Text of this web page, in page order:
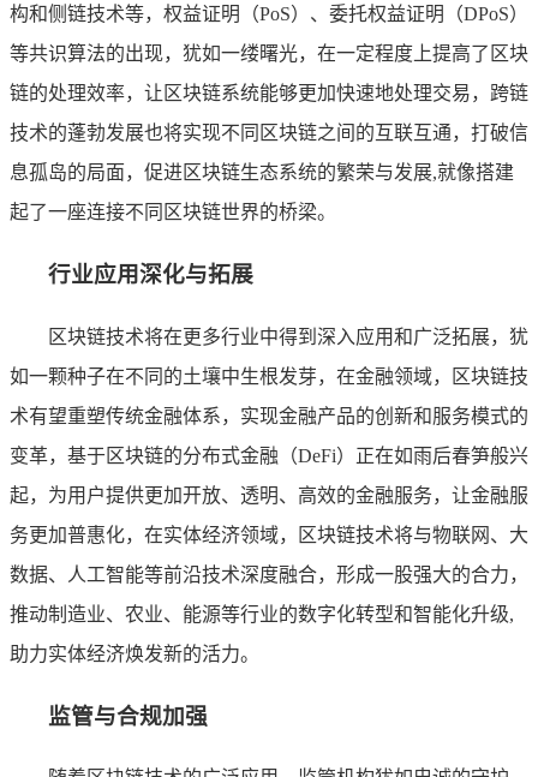
构和侧链技术等，权益证明（PoS）、委托权益证明（DPoS）
等共识算法的出现，犹如一缕曙光，在一定程度上提高了区块
链的处理效率，让区块链系统能够更加快速地处理交易，跨链
技术的蓬勃发展也将实现不同区块链之间的互联互通，打破信
息孤岛的局面，促进区块链生态系统的繁荣与发展,就像搭建
起了一座连接不同区块链世界的桥梁。
行业应用深化与拓展
区块链技术将在更多行业中得到深入应用和广泛拓展，犹
如一颗种子在不同的土壤中生根发芽，在金融领域，区块链技
术有望重塑传统金融体系，实现金融产品的创新和服务模式的
变革，基于区块链的分布式金融（DeFi）正在如雨后春笋般兴
起，为用户提供更加开放、透明、高效的金融服务，让金融服
务更加普惠化，在实体经济领域，区块链技术将与物联网、大
数据、人工智能等前沿技术深度融合，形成一股强大的合力，
推动制造业、农业、能源等行业的数字化转型和智能化升级,
助力实体经济焕发新的活力。
监管与合规加强